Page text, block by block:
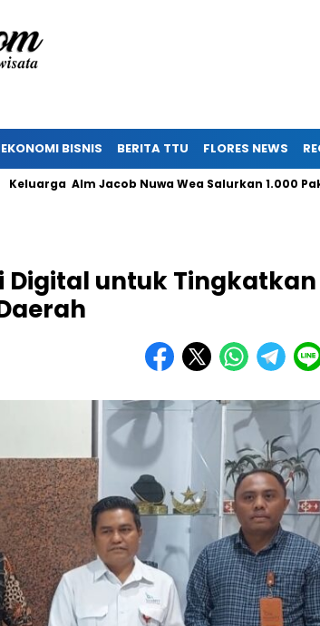
EKONOMI BISNIS BERITA TTU FLORES NEWS
Alm Jacob Nuwa Wea Salurkan 1.000 Paket
Digital untuk Tingkatkan